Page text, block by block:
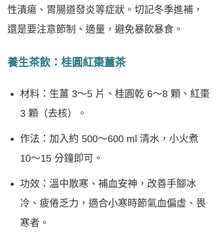
性潰瘍、胃腸道發炎等症狀。切記冬季進補，
還是要注意節制、適量，避免暴飲暴食。
養生茶飲：桂圓紅棗薑茶
材料：生薑 3〜5 片、桂圓乾 6〜8 顆、紅棗
3 顆（去核）。
作法：加入約 500〜600 ml 清水，小火煮
10〜15 分鐘即可。
功效：溫中散寒、補血安神，改善手腳冰
冷、疲倦乏力，適合小寒時節氣血偏虛、畏
寒者。